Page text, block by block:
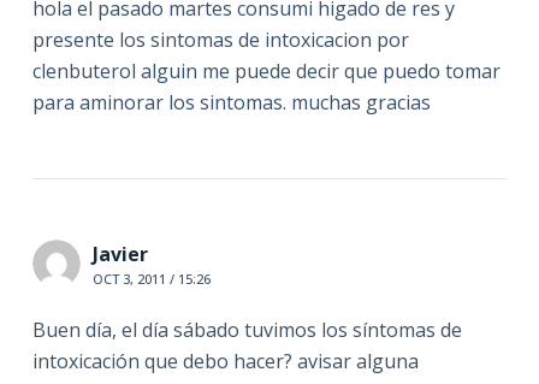
hola el pasado martes consumi higado de res y
presente los sintomas de intoxicacion por
clenbuterol alguin me puede decir que puedo tomar
para aminorar los sintomas. muchas gracias
Javier
OCT 3, 2011 / 15:26
Buen día, el día sábado tuvimos los síntomas de
intoxicación que debo hacer? avisar alguna